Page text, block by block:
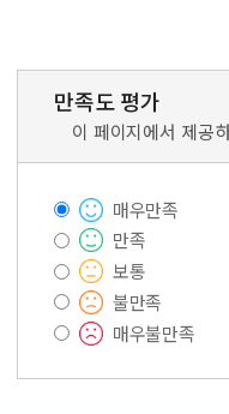
만족도 평가
이 페이지에서 제공
매우만족
만족
보통
불만족
매우불만족